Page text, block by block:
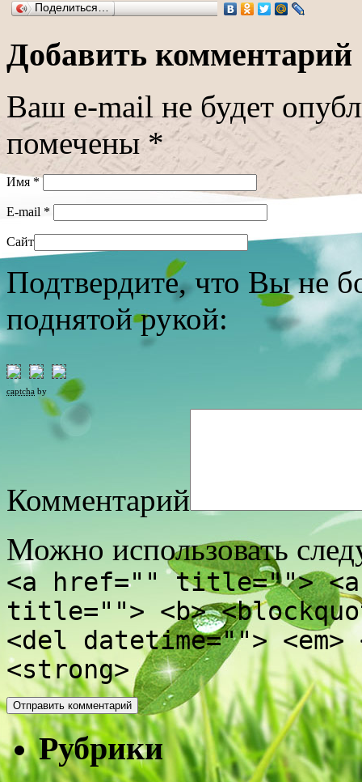
Поделиться…
Добавить комментарий
Ваш e-mail не будет
помечены*
Имя *
E-mail *
Сайт
Подтвердите, что Вы не
поднятой рукой:
captcha by
Комментарий
Можно использовать
<a href="" title="">
title=""> <b>
<del datetime="">
<strong>
Рубрики